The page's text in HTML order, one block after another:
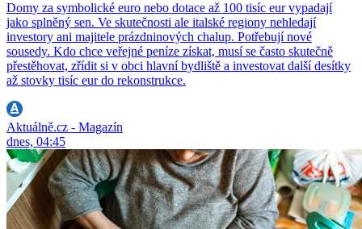
Domy za symbolické euro nebo dotace až 100 tisíc eur vypadají
jako splněný sen. Ve skutečnosti ale italské regiony nehledají
investory ani majitele prázdninových chalup. Potřebují nové
sousedy. Kdo chce veřejné peníze získat, musí se často skutečně
přestěhovat, zřídit si v obci hlavní bydliště a investovat další desítky
až stovky tisíc eur do rekonstrukce.
Aktuálně.cz - Magazín
dnes, 04:45